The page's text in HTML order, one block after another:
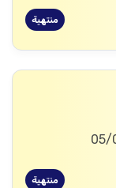
منتهية
منتهية